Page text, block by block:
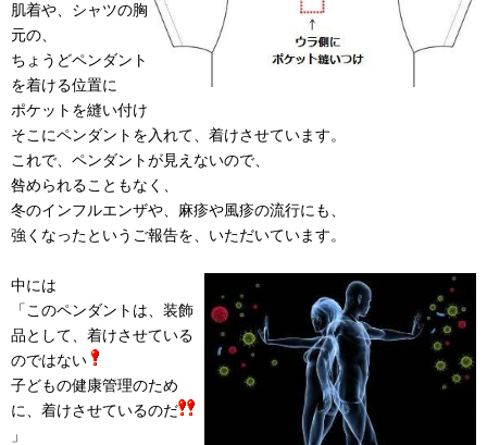
肌着や、シャツの胸
元の、
ちょうどペンダント
を着ける位置に
ポケットを縫い付け
そこにペンダントを入れて、着けさせています。
これで、ペンダントが見えないので、
咎められることもなく、
冬のインフルエンザや、麻疹や風疹の流行にも、
強くなったというご報告を、いただいています。
中には
「このペンダントは、装飾
品として、着けさせている
のではない
子どもの健康管理のため
に、着けさせているのだ
」